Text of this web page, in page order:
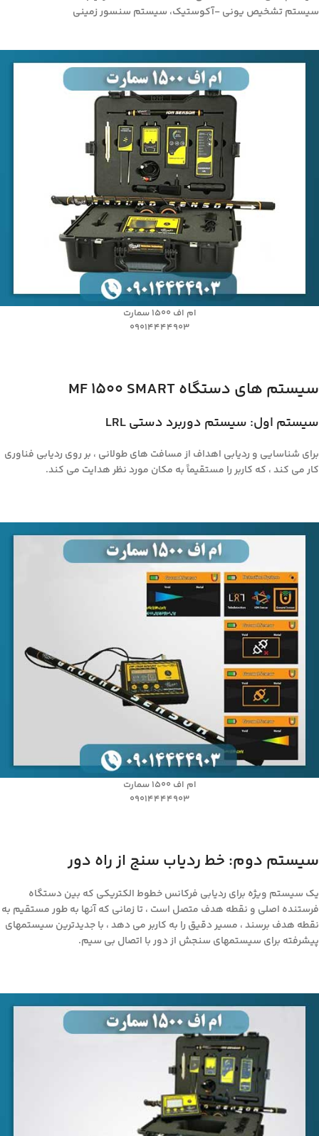
سیستم تشخیص یونی -آکوستیک، سیستم سنسور زمینی
ام اف ۱۵۰۰ سمارت
09014444903
سیستم های دستگاه MF 1500 SMART
سیستم اول: سیستم دوربرد دستی LRL
برای شناسایی و ردیابی اهداف از مسافت های طولانی ، بر روی ردیابی فناوری
کار می کند ، که کاربر را مستقیماً به مکان مورد نظر هدایت می کند.
ام اف ۱۵۰۰ سمارت
09014444903
سیستم دوم: خط ردیاب سنج از راه دور
یک سیستم ویژه برای ردیابی فرکانس خطوط الکتریکی که بین دستگاه
فرستنده اصلی و نقطه هدف متصل است ، تا زمانی که آنها به طور مستقیم به
نقطه هدف برسند ، مسیر دقیق را به کاربر می دهد ، با جدیدترین سیستمهای
پیشرفته برای سیستمهای سنجش از دور با اتصال بی سیم.